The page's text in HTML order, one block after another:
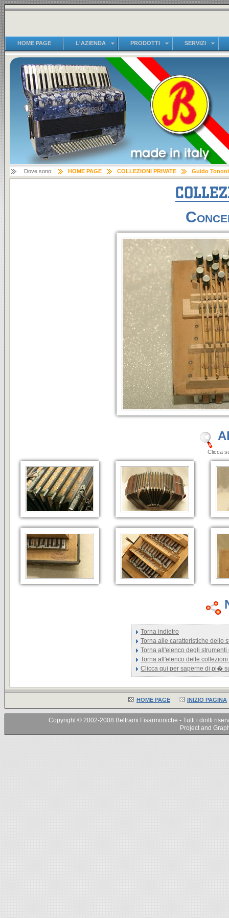
HOME PAGE L'AZIENDA PRODOTTI SERVIZI
Dove sono: HOME PAGE COLLEZIONI PRIVATE Guido Tononi
Clicca sulle
Torna indietro
Torna alle caratteristiche dello
Torna all'elenco degli
Torna all'elenco delle
Clicca qui per saperne di pi�
HOME PAGE INIZIO PAGINA
Copyright © 2002-2008 Beltrami Fisarmoniche - Tutti i diritti
Project and